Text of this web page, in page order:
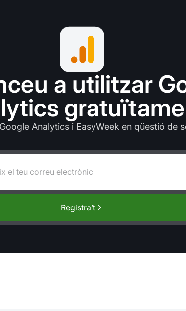
a utilitzar
Analytics i EasyWeek en qüestió de
Registra’t